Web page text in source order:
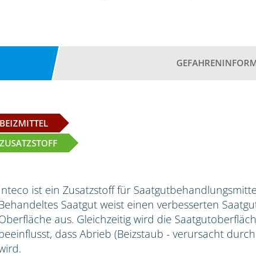
BEIZMITTEL
ZUSATZSTOFF
ist ein Zusatzstoff für
Saatgut weist einen verbesserten
aus. Gleichzeitig wird die
dass Abrieb (Beizstaub - verursacht